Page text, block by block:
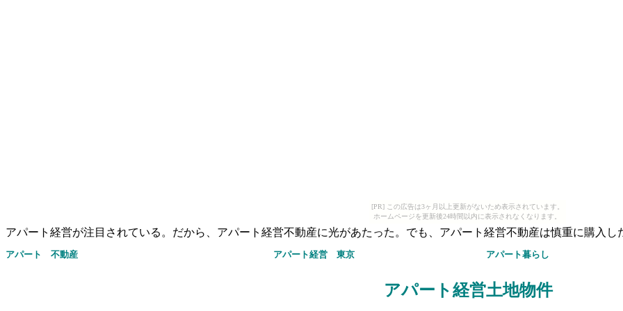
[PR] この広告は3ヶ月以上更新がないため表示されています。
ホームページを更新後24時間以内に表示されなくなります。
アパート経営が注目されている。だから、アパート経営不動産に光があたった。でも、アパート経営不動産は慎重に購入し
アパート 不動産 アパート経営 東京 アパート暮らし
アパート経営土地物件